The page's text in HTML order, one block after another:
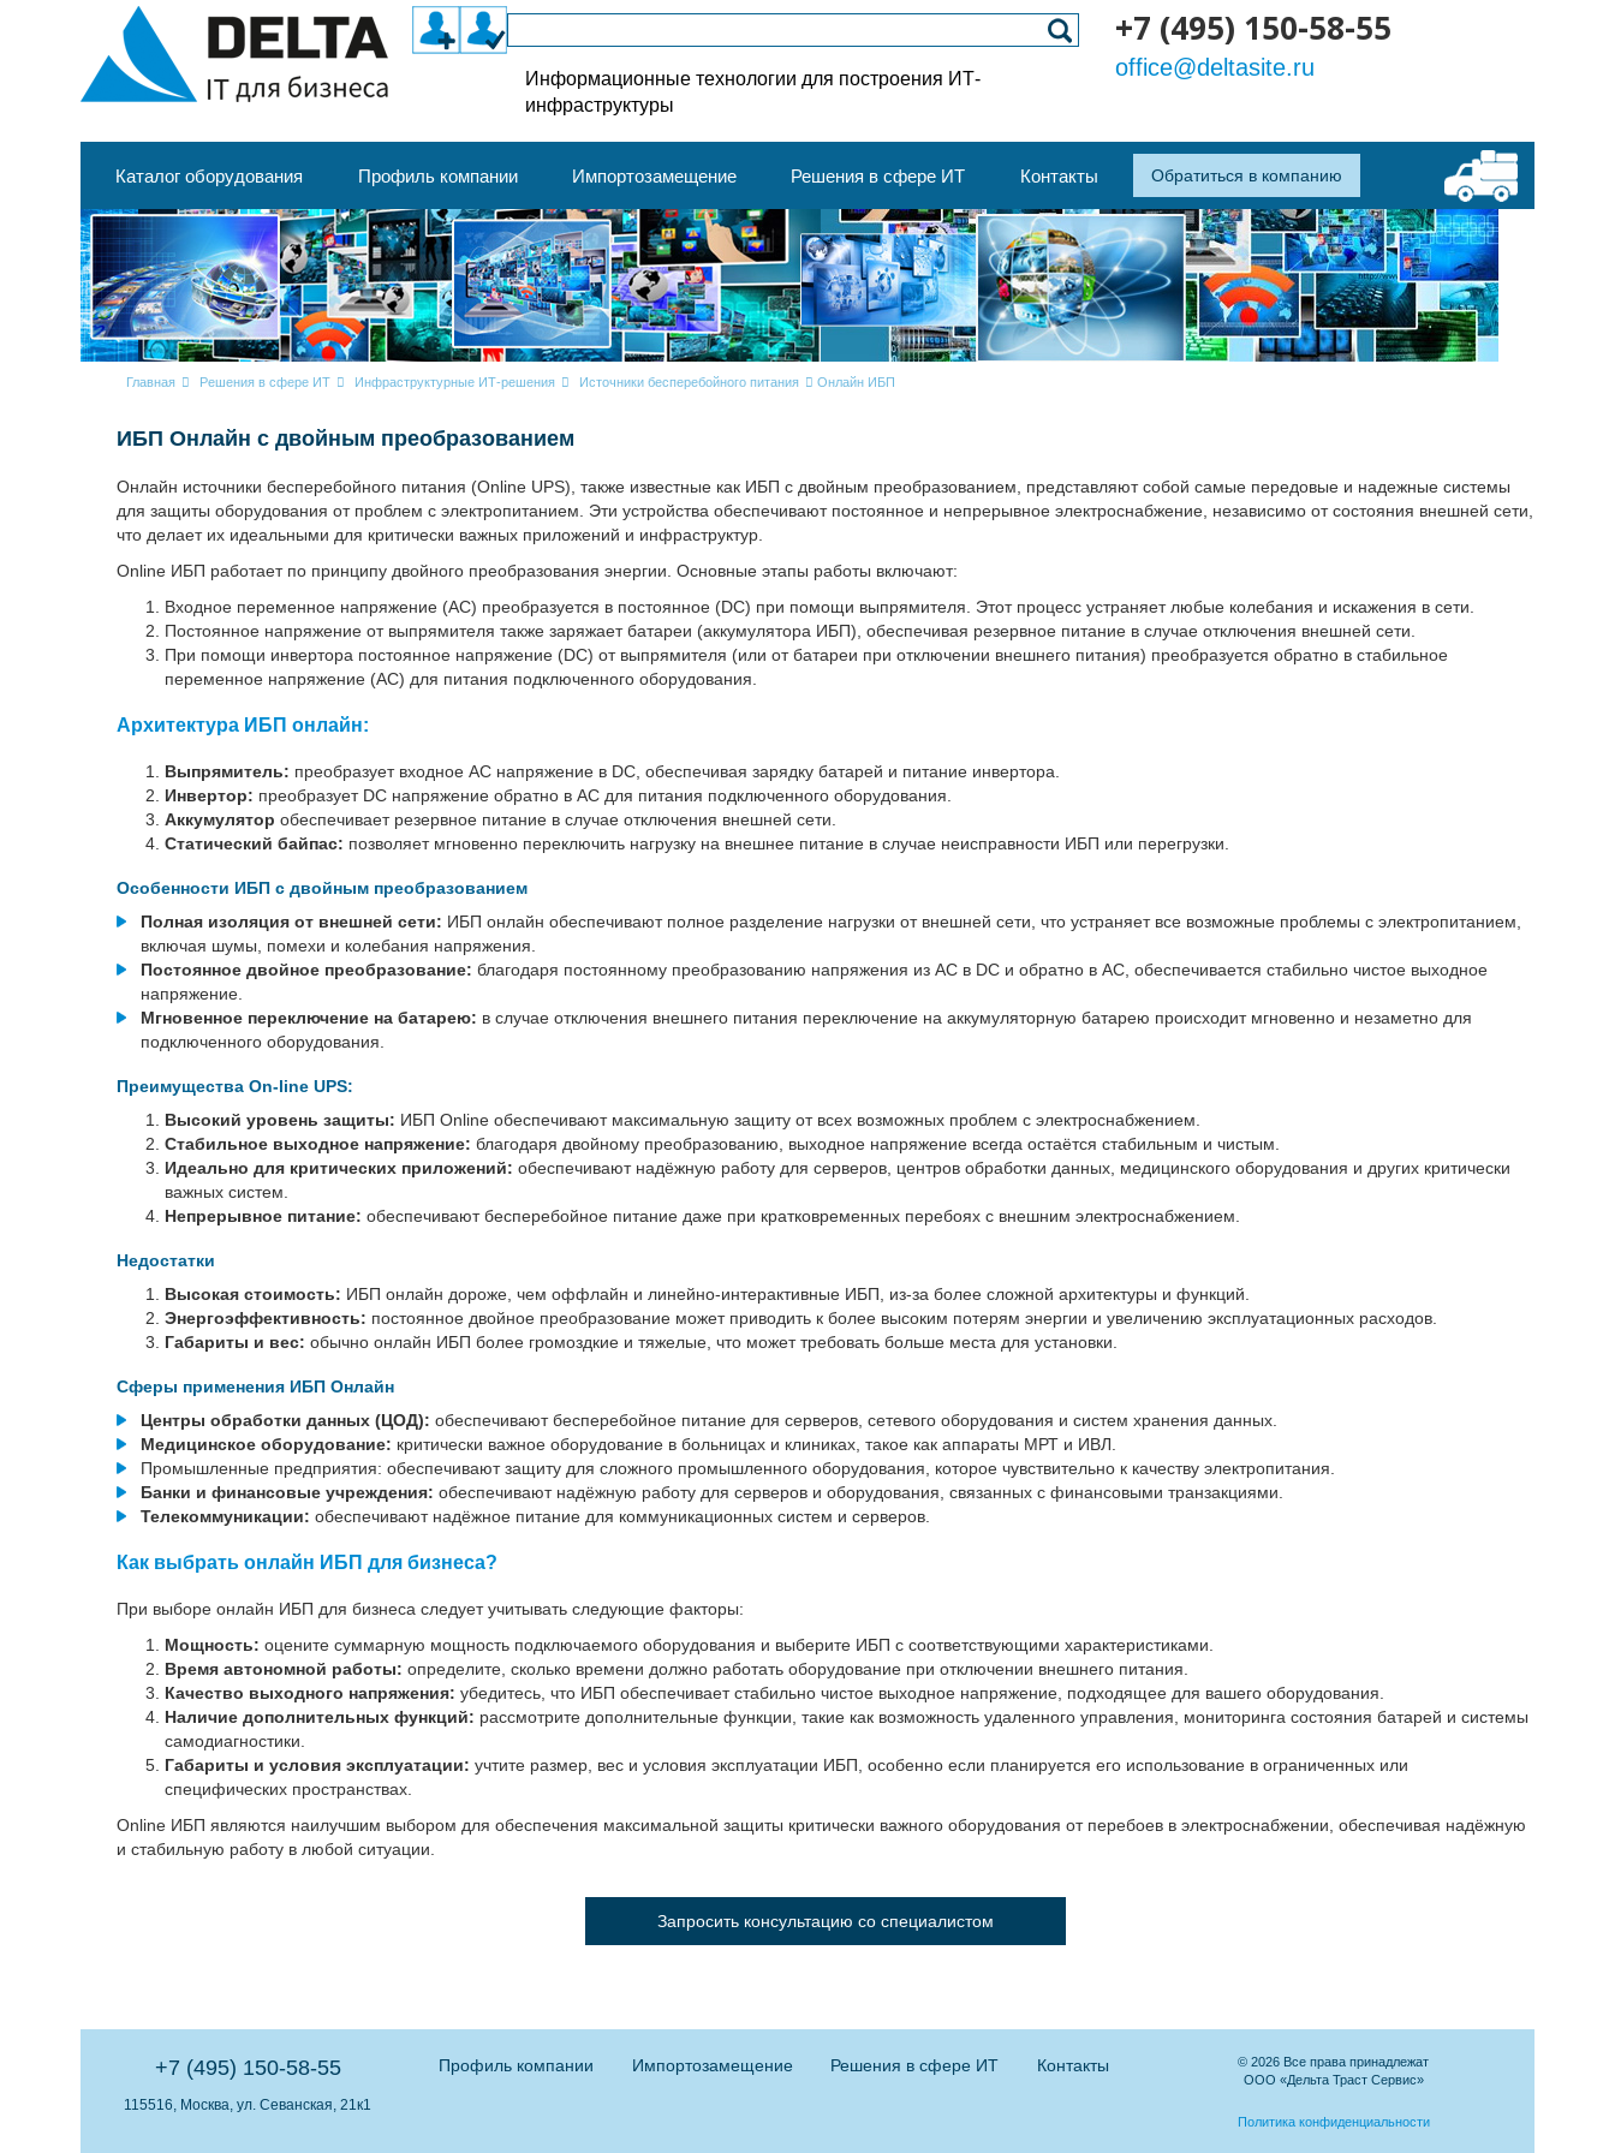
Информационные технологии для построения ИТ-
инфраструктуры
+7 (495) 150-58-55
office@deltasite.ru
Каталог оборудования Профиль компании Импортозамещение Решения в сфере ИТ Контакты Обратиться в компанию
Главная Решения в сфере ИТ Инфраструктурные ИТ-решения Источники бесперебойного питания Онлайн ИБП
ИБП Онлайн с двойным преобразованием
Онлайн источники бесперебойного питания (Online UPS), также известные как ИБП с двойным преобразованием, представляют собой самые передовые и надежные системы
для защиты оборудования от проблем с электропитанием. Эти устройства обеспечивают постоянное и непрерывное электроснабжение, независимо от состояния внешней сети,
что делает их идеальными для критически важных приложений и инфраструктур.
Online ИБП работает по принципу двойного преобразования энергии. Основные этапы работы включают:
Входное переменное напряжение (AC) преобразуется в постоянное (DC) при помощи выпрямителя. Этот процесс устраняет любые колебания и искажения в сети.
Постоянное напряжение от выпрямителя также заряжает батареи (аккумулятора ИБП), обеспечивая резервное питание в случае отключения внешней сети.
При помощи инвертора постоянное напряжение (DC) от выпрямителя (или от батареи при отключении внешнего питания) преобразуется обратно в стабильное
переменное напряжение (AC) для питания подключенного оборудования.
Архитектура ИБП онлайн:
Выпрямитель: преобразует входное AC напряжение в DC, обеспечивая зарядку батарей и питание инвертора.
Инвертор: преобразует DC напряжение обратно в AC для питания подключенного оборудования.
Аккумулятор обеспечивает резервное питание в случае отключения внешней сети.
Статический байпас: позволяет мгновенно переключить нагрузку на внешнее питание в случае неисправности ИБП или перегрузки.
Особенности ИБП с двойным преобразованием
Полная изоляция от внешней сети: ИБП онлайн обеспечивают полное разделение нагрузки от внешней сети, что устраняет все возможные проблемы с электропитанием,
включая шумы, помехи и колебания напряжения.
Постоянное двойное преобразование: благодаря постоянному преобразованию напряжения из AC в DC и обратно в AC, обеспечивается стабильно чистое выходное
напряжение.
Мгновенное переключение на батарею: в случае отключения внешнего питания переключение на аккумуляторную батарею происходит мгновенно и незаметно для
подключенного оборудования.
Преимущества On-line UPS:
Высокий уровень защиты: ИБП Online обеспечивают максимальную защиту от всех возможных проблем с электроснабжением.
Стабильное выходное напряжение: благодаря двойному преобразованию, выходное напряжение всегда остаётся стабильным и чистым.
Идеально для критических приложений: обеспечивают надёжную работу для серверов, центров обработки данных, медицинского оборудования и других критически
важных систем.
Непрерывное питание:обеспечивают бесперебойное питание даже при кратковременных перебоях с внешним электроснабжением.
Недостатки
Высокая стоимость: ИБП онлайн дороже, чем оффлайн и линейно-интерактивные ИБП, из-за более сложной архитектуры и функций.
Энергоэффективность: постоянное двойное преобразование может приводить к более высоким потерям энергии и увеличению эксплуатационных расходов.
Габариты и вес: обычно онлайн ИБП более громоздкие и тяжелые, что может требовать больше места для установки.
Сферы применения ИБП Онлайн
Центры обработки данных (ЦОД): обеспечивают бесперебойное питание для серверов, сетевого оборудования и систем хранения данных.
Медицинское оборудование: критически важное оборудование в больницах и клиниках, такое как аппараты МРТ и ИВЛ.
Промышленные предприятия: обеспечивают защиту для сложного промышленного оборудования, которое чувствительно к качеству электропитания.
Банки и финансовые учреждения: обеспечивают надёжную работу для серверов и оборудования, связанных с финансовыми транзакциями.
Телекоммуникации: обеспечивают надёжное питание для коммуникационных систем и серверов.
Как выбрать онлайн ИБП для бизнеса?
При выборе онлайн ИБП для бизнеса следует учитывать следующие факторы:
Мощность:оцените суммарную мощность подключаемого оборудования и выберите ИБП с соответствующими характеристиками.
Время автономной работы: определите, сколько времени должно работать оборудование при отключении внешнего питания.
Качество выходного напряжения: убедитесь, что ИБП обеспечивает стабильно чистое выходное напряжение, подходящее для вашего оборудования.
Наличие дополнительных функций: рассмотрите дополнительные функции, такие как возможность удаленного управления, мониторинга состояния батарей и системы
самодиагностики.
Габариты и условия эксплуатации: учтите размер, вес и условия эксплуатации ИБП, особенно если планируется его использование в ограниченных или
специфических пространствах.
Online ИБП являются наилучшим выбором для обеспечения максимальной защиты критически важного оборудования от перебоев в электроснабжении, обеспечивая надёжную
и стабильную работу в любой ситуации.
Запросить консультацию со специалистом
+7 (495) 150-58-55
115516, Москва, ул. Севанская, 21к1
Профиль компании Импортозамещение Решения в сфере ИТ Контакты
© 2026 Все права принадлежат
ООО «Дельта Траст Сервис»
Политика конфиденциальности